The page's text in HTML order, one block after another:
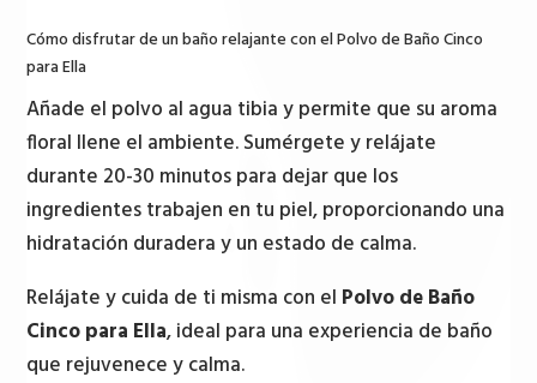
Cómo disfrutar de un baño relajante con el Polvo de Baño Cinco
para Ella
Añade el polvo al agua tibia y permite que su aroma
floral llene el ambiente. Sumérgete y relájate
durante 20-30 minutos para dejar que los
ingredientes trabajen en tu piel, proporcionando una
hidratación duradera y un estado de calma.
Relájate y cuida de ti misma con el Polvo de Baño
Cinco para Ella, ideal para una experiencia de baño
que rejuvenece y calma.